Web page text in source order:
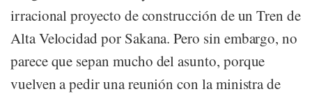
irracional proyecto de construcción de un Tren de
Alta Velocidad por Sakana. Pero sin embargo, no
parece que sepan mucho del asunto, porque
vuelven a pedir una reunión con la ministra de